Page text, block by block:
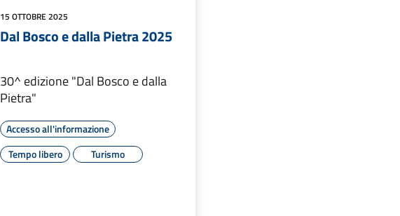
15 OTTOBRE 2025
Dal Bosco e dalla Pietra 2025
30^ edizione "Dal Bosco e dalla
Pietra"
Accesso all'informazione
Tempo libero
Turismo